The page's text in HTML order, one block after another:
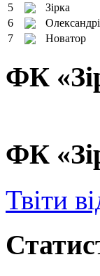
5
Зірка
6
7
Новатор
ФК
ФК
Твіти